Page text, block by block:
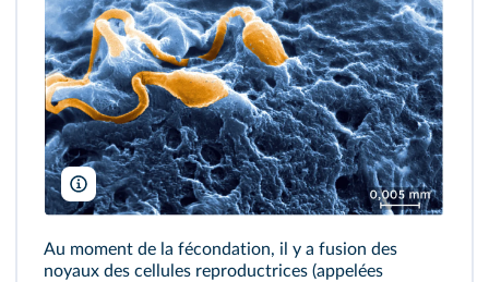
Pascal Goetgheluck/ISM
Au moment de la fécondation, il y a fusion des
noyaux des cellules reproductrices (appelées